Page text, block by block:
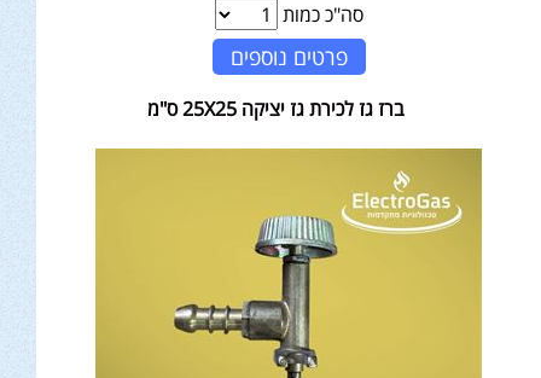
סה"כ כמות
פרטים נוספים
ברז גז לכירת גז יציקה 25X25 ס"מ